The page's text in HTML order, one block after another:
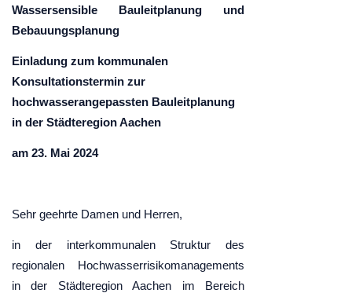
Wassersensible Bauleitplanung und
Bebauungsplanung
Einladung zum kommunalen
Konsultationstermin zur
hochwasserangepassten Bauleitplanung
in der Städteregion Aachen
am 23. Mai 2024
Sehr geehrte Damen und Herren,
in der interkommunalen Struktur des
regionalen Hochwasserrisikomanagements
in der Städteregion Aachen im Bereich